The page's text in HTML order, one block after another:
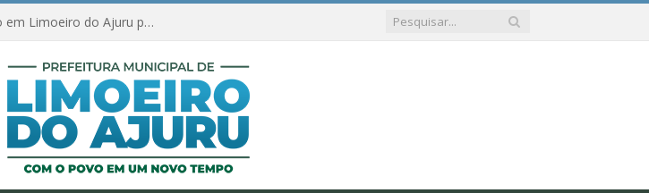
Amanhã começa nova etapa de vacinação em Limoeiro do Ajuru para idosos com 65 ou mais